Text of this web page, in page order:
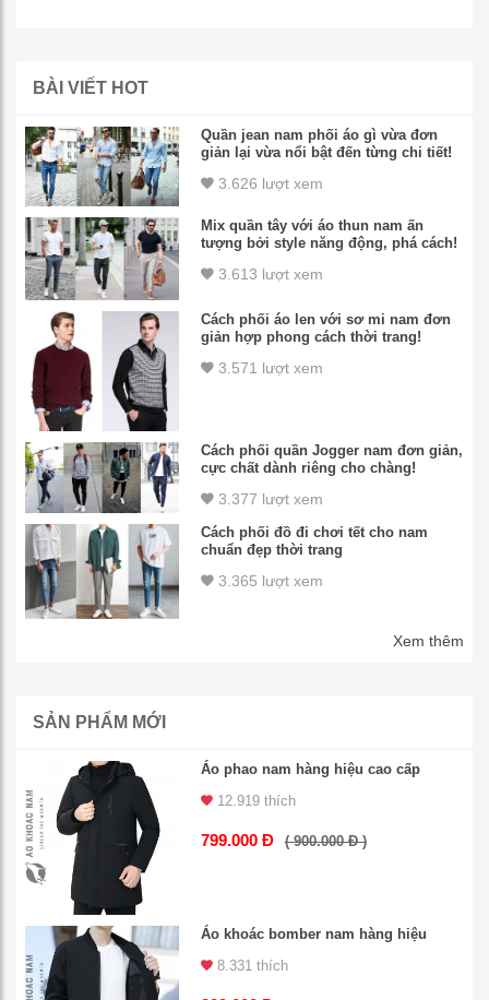
BÀI VIẾT HOT
Quần jean nam phối áo gì vừa đơn
giản lại vừa nổi bật đến từng chi tiết!
3.626 lượt xem
Mix quần tây với áo thun nam ấn
tượng bởi style năng động, phá cách!
3.613 lượt xem
Cách phối áo len với sơ mi nam đơn
giản hợp phong cách thời trang!
3.571 lượt xem
Cách phối quần Jogger nam đơn giản,
cực chất dành riêng cho chàng!
3.377 lượt xem
Cách phối đồ đi chơi tết cho nam
chuẩn đẹp thời trang
3.365 lượt xem
Xem thêm
SẢN PHẨM MỚI
Áo phao nam hàng hiệu cao cấp
12.919 thích
799.000 Đ ( 900.000 Đ )
Áo khoác bomber nam hàng hiệu
8.331 thích